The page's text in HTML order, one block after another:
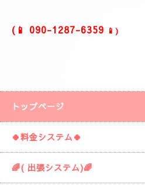
安倍川駅の方に進みますと
左側に広い駐車場がありますそこ
お車を停めてください。
着きましたら お電話お願いしますね。
スタッフがお出迎えに伺います。